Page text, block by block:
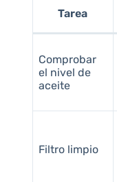
Tarea
Comprobar
el nivel de
aceite
Filtro limpio